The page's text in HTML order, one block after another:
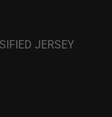
JERSEY